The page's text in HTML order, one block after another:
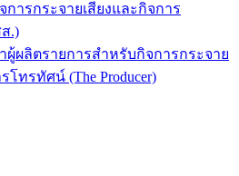
การกระจายเสียงและกิจการ
.)
ผลิตรายการสำหรับกิจการกระจาย
โทรทัศน์ (The Producer)